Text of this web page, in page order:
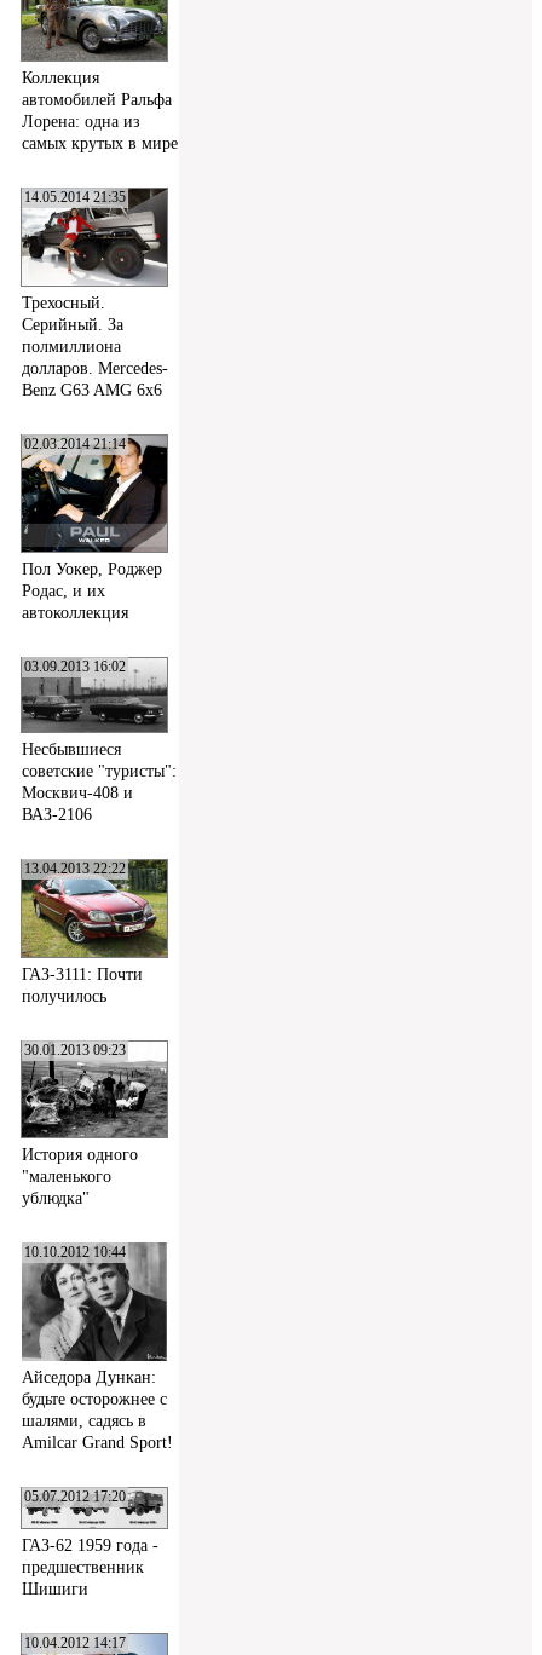
Коллекция
автомобилей Ральфа
Лорена: одна из
самых крутых в мире
14.05.2014 21:35
Трехосный.
Серийный. За
полмиллиона
долларов. Mercedes-
Benz G63 AMG 6x6
02.03.2014 21:14
Пол Уокер, Роджер
Родас, и их
автоколлекция
03.09.2013 16:02
Несбывшиеся
советские "туристы":
Москвич-408 и
ВАЗ-2106
13.04.2013 22:22
ГАЗ-3111: Почти
получилось
30.01.2013 09:23
История одного
"маленького
ублюдка"
10.10.2012 10:44
Айседора Дункан:
будьте осторожнее с
шалями, садясь в
Amilcar Grand Sport!
05.07.2012 17:20
ГАЗ-62 1959 года -
предшественник
Шишиги
10.04.2012 14:17